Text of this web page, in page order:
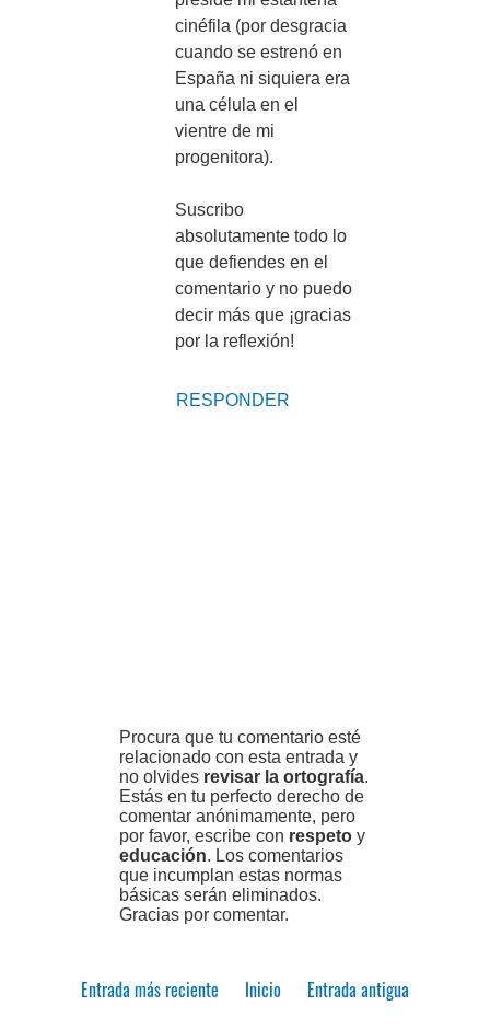
cinéfila (por desgracia
cuando se estrenó en
España ni siquiera era
una célula en el
vientre de mi
progenitora).
Suscribo
absolutamente todo lo
que defiendes en el
comentario y no puedo
decir más que ¡gracias
por la reflexión!
RESPONDER
Procura que tu comentario esté
relacionado con esta entrada y
no olvides revisar la ortografía.
Estás en tu perfecto derecho de
comentar anónimamente, pero
por favor, escribe con respeto y
educación. Los comentarios
que incumplan estas normas
básicas serán eliminados.
Gracias por comentar.
Entrada más reciente Entrada antigua
Inicio